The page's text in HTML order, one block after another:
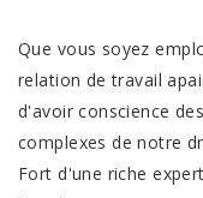
Que vous soyez
relation de travail
d'avoir conscience
complexes de notre
Fort d'une riche